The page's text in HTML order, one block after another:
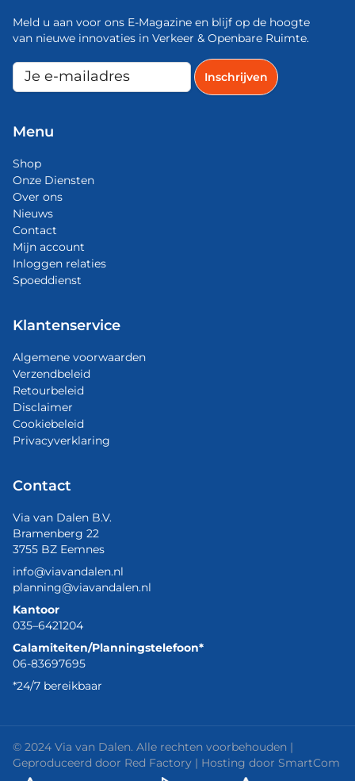
Meld u aan voor ons E-Magazine en blijf op de hoogte
van nieuwe innovaties in Verkeer & Openbare Ruimte.
Menu
Shop
Onze Diensten
Over ons
Nieuws
Contact
Mijn account
Inloggen relaties
Spoeddienst
Klantenservice
Algemene voorwaarden
Verzendbeleid
Retourbeleid
Disclaimer
Cookiebeleid
Privacyverklaring
Contact
Via van Dalen B.V.
Bramenberg 22
3755 BZ Eemnes
info@viavandalen.nl
planning@viavandalen.nl
Kantoor
035–6421204
Calamiteiten/Planningstelefoon*
06-83697695
*24/7 bereikbaar
© 2024 Via van Dalen. Alle rechten voorbehouden |
Geproduceerd door Red Factory | Hosting door SmartCom